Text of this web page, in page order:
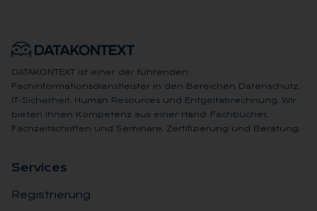
DATAKONTEXT ist einer der führenden
Fachinformationsdienstleister in den Bereichen Datenschutz,
IT-Sicherheit, Human Resources und Entgeltabrechnung. Wir
bieten Ihnen Kompetenz aus einer Hand: Fachbücher,
Fachzeitschriften und Seminare, Zertifizierung und Beratung.
Ser­vices
Registrierung